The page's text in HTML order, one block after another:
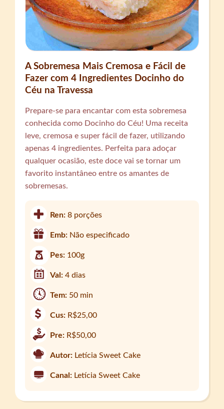
A Sobremesa Mais Cremosa e Fácil de
Fazer com 4 Ingredientes Docinho do
Céu na Travessa
Prepare-se para encantar com esta sobremesa
conhecida como Docinho do Céu! Uma receita
leve, cremosa e super fácil de fazer, utilizando
apenas 4 ingredientes. Perfeita para adoçar
qualquer ocasião, este doce vai se tornar um
favorito instantâneo entre os amantes de
sobremesas.
Ren:8 porções
Emb: Não especificado
Pes: 100g
Val:4 dias
Tem: 50 min
Cus: R$25,00
Pre: R$50,00
Autor: Letícia Sweet Cake
Canal: Letícia Sweet Cake